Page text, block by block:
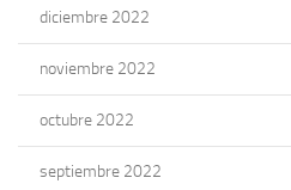
diciembre 2022
noviembre 2022
octubre 2022
septiembre 2022